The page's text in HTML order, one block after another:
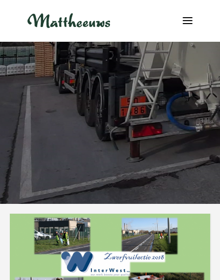
NOWOŚCI
TRANSPORT
INFO@MATTHEEUWS.COM
MY TRANSPORT